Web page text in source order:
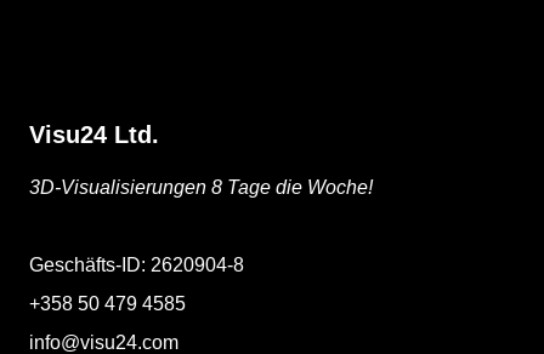
Visu24 Ltd.
3D-Visualisierungen 8 Tage die Woche!
Geschäfts-ID: 2620904-8
+358 50 479 4585
info@visu24.com